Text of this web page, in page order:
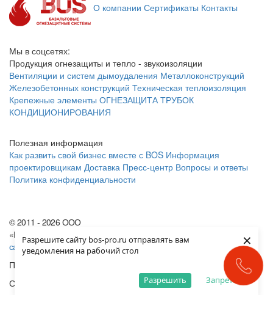
Разрешите сайту bos-pro.ru отправлять вам
уведомления на рабочий стол
Запретить
Разрешить
×
О компании Сертификаты Контакты
Мы в соцсетях:
Продукция огнезащиты и тепло - звукоизоляции
Вентиляции и систем дымоудаления Металлоконструкций
Железобетонных конструкций Техническая теплоизоляция
Крепежные элементы ОГНЕЗАЩИТА ТРУБОК
КОНДИЦИОНИРОВАНИЯ
Полезная информация
Как развить свой бизнес вместе с BOS Информация
проектировщикам Доставка Пресс-центр Вопросы и ответы
Политика конфиденциальности
© 2011 - 2026 ООО
«Базальтовые Огнезащитные Системы»
сайта
Продвижение сайта
Создание сайта «